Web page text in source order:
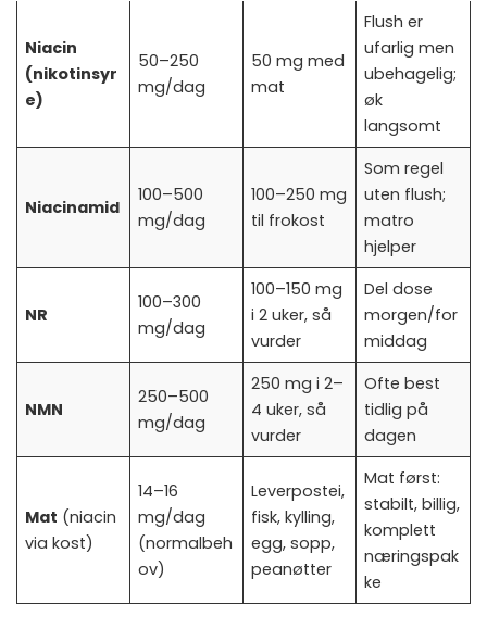
Niacin
(nikotinsyr
e)
50–250
mg/dag
50 mg med
mat
Flush er
ufarlig men
ubehagelig;
øk
langsomt
Niacinamid
100–500
mg/dag
100–250 mg
til frokost
Som regel
uten flush;
matro
hjelper
NR
100–300
mg/dag
100–150 mg
i 2 uker, så
vurder
Del dose
morgen/for
middag
NMN
250–500
mg/dag
250 mg i 2–
4 uker, så
vurder
Ofte best
tidlig på
dagen
Mat (niacin
via kost)
14–16
mg/dag
(normalbeh
ov)
Leverpostei,
fisk, kylling,
egg, sopp,
peanøtter
Mat først:
stabilt, billig,
komplett
næringspak
ke